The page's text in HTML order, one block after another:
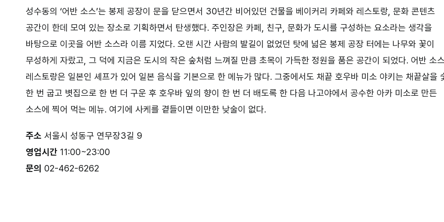
성수동의 ‘어반 소스’는 봉제 공장이 문을 닫으면서 30년간 비어있던 건물을 베이커리 카페와 레스토랑, 문화 콘텐츠
공간이 한데 모여 있는 장소로 기획하면서 탄생했다. 주인장은 카페, 친구, 문화가 도시를 구성하는 요소라는 생각을
바탕으로 이곳을 어반 소스라 이름 지었다. 오랜 시간 사람의 발길이 없었던 탓에 넓은 봉제 공장 터에는 나무와 꽃이
무성하게 자랐고, 그 덕에 지금은 도시의 작은 숲처럼 느껴질 만큼 초목이 가득한 정원을 품은 공간이 되었다. 어반 소
레스토랑은 일본인 셰프가 있어 일본 음식을 기본으로 한 메뉴가 많다. 그중에서도 채끝 호우바 미소 야키는 채끝살을
한 번 굽고 볏집으로 한 번 더 구운 후 호우바 잎의 향이 한 번 더 배도록 한 다음 나고야에서 공수한 아카 미소로 만든
소스에 찍어 먹는 메뉴. 여기에 사케를 곁들이면 이만한 낮술이 없다.
주소 서울시 성동구 연무장3길 9
영업시간 11:00~23:00
문의 02-462-6262